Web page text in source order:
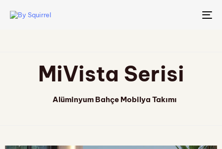
MiVista Serisi
Alüminyum Bahçe Mobilya Takımı